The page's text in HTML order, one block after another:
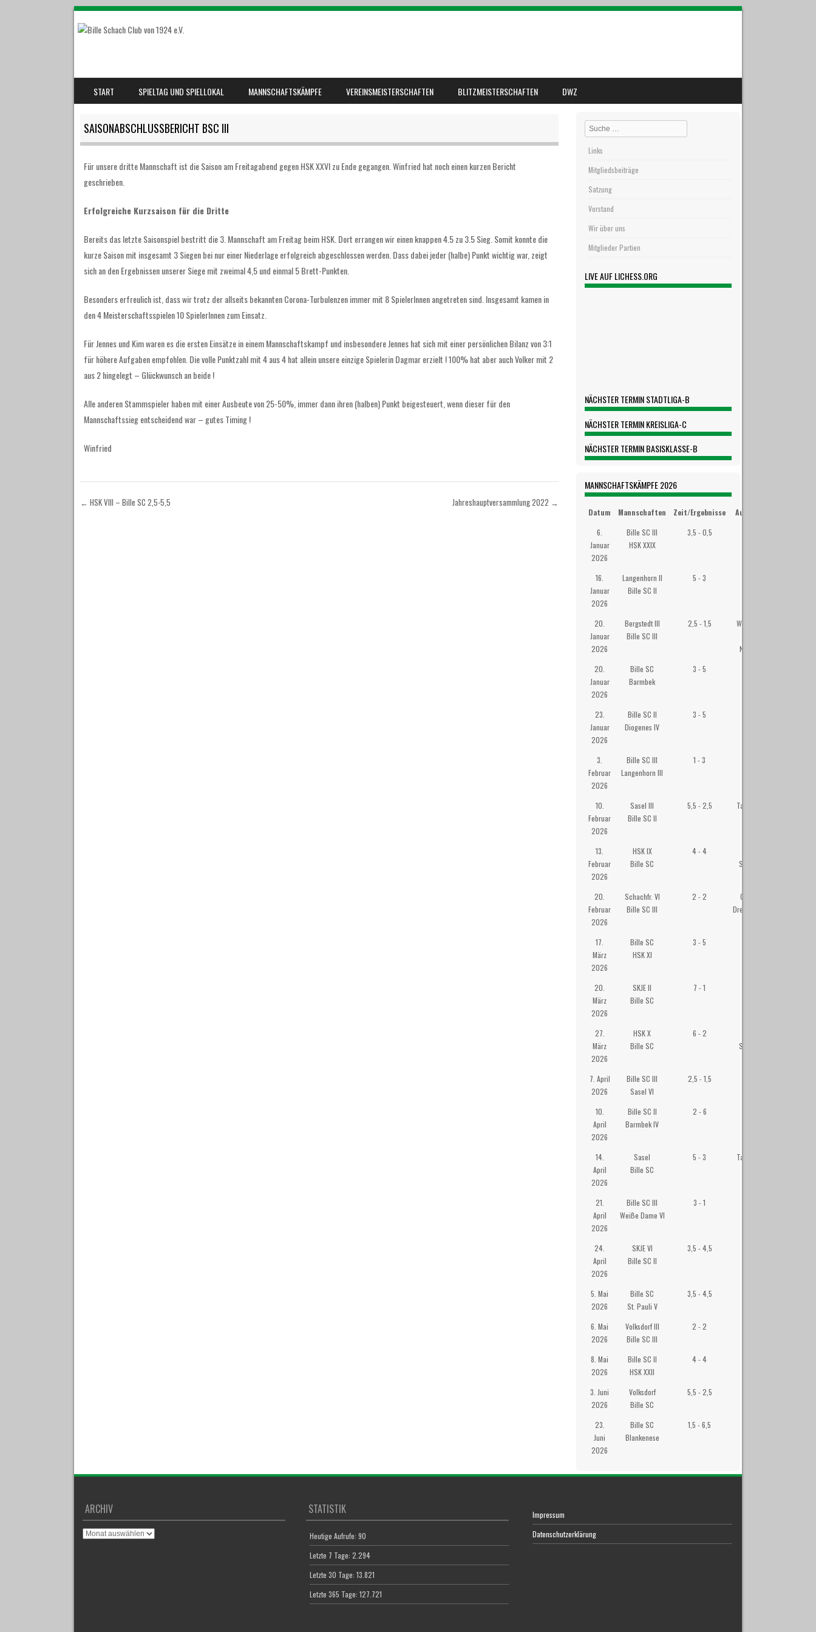
MENU
SKIP TO CONTENT
START SPIELTAG UND SPIELLOKAL MANNSCHAFTSKÄMPFE VEREINSMEISTERSCHAFTEN BLITZMEISTERSCHAFTEN DWZ
SAISONABSCHLUSSBERICHT BSC III
Für unsere dritte Mannschaft ist die Saison am Freitagabend gegen HSK XXVI zu Ende gegangen. Winfried hat noch einen kurzen Bericht
geschrieben.
Erfolgreiche Kurzsaison für die Dritte
Bereits das letzte Saisonspiel bestritt die 3. Mannschaft am Freitag beim HSK. Dort errangen wir einen knappen 4.5 zu 3.5 Sieg. Somit konnte die
kurze Saison mit insgesamt 3 Siegen bei nur einer Niederlage erfolgreich abgeschlossen werden. Dass dabei jeder (halbe) Punkt wichtig war, zeigt
sich an den Ergebnissen unserer Siege mit zweimal 4,5 und einmal 5 Brett-Punkten.
Besonders erfreulich ist, dass wir trotz der allseits bekannten Corona-Turbulenzen immer mit 8 SpielerInnen angetreten sind. Insgesamt kamen in
den 4 Meisterschaftsspielen 10 SpielerInnen zum Einsatz.
Für Jennes und Kim waren es die ersten Einsätze in einem Mannschaftskampf und insbesondere Jennes hat sich mit einer persönlichen Bilanz von 3:1
für höhere Aufgaben empfohlen. Die volle Punktzahl mit 4 aus 4 hat allein unsere einzige Spielerin Dagmar erzielt ! 100% hat aber auch Volker mit 2
aus 2 hingelegt – Glückwunsch an beide !
Alle anderen Stammspieler haben mit einer Ausbeute von 25-50%, immer dann ihren (halben) Punkt beigesteuert, wenn dieser für den
Mannschaftssieg entscheidend war – gutes Timing !
Winfried
← HSK VIII – Bille SC 2,5-5,5 Jahreshauptversammlung 2022 →
Search
Links
Mitgliedsbeiträge
Satzung
Vorstand
Wir über uns
Mitglieder Partien
LIVE AUF LICHESS.ORG
NÄCHSTER TERMIN STADTLIGA-B
NÄCHSTER TERMIN KREISLIGA-C
NÄCHSTER TERMIN BASISKLASSE-B
MANNSCHAFTSKÄMPFE 2026
Datum Mannschaften Zeit/Ergebnisse
Austragungsort
6.
Januar
2026
Bille SC III
HSK XXIX
3,5 - 0,5
16.
Januar
2026
Langenhorn II
Bille SC II
5 - 3
20.
Januar
2026
Bergstedt III
Bille SC III
2,5 - 1,5
Willi Becker-Saal
Neumann-Heim
20.
Januar
2026
Bille SC
Barmbek
3 - 5
23.
Januar
2026
Bille SC II
Diogenes IV
3 - 5
3.
Februar
2026
Bille SC III
Langenhorn III
1 - 3
10.
Februar
2026
Sasel III
Bille SC II
5,5 - 2,5
Tagesstätte Roter
13.
Februar
2026
HSK IX
Bille SC
4 - 4
Schachzentrum
20.
Februar
2026
Schachfr. VI
Bille SC III
2 - 2
Gemeindehaus
Dreifaltigkeitskirche
17.
März
2026
Bille SC
HSK XI
3 - 5
20.
März
2026
SKJE II
Bille SC
7 - 1
27.
März
2026
HSK X
Bille SC
6 - 2
Schachzentrum
7. April
2026
Bille SC III
Sasel VI
2,5 - 1,5
10.
April
2026
Bille SC II
Barmbek IV
2 - 6
14.
April
2026
Sasel
Bille SC
5 - 3
Tagesstätte Roter
21.
April
2026
Bille SC III
Weiße Dame VI
3 - 1
24.
April
2026
SKJE VI
Bille SC II
3,5 - 4,5
5. Mai
2026
Bille SC
St. Pauli V
3,5 - 4,5
6. Mai
2026
Volksdorf III
Bille SC III
2 - 2
8. Mai
2026
Bille SC II
HSK XXII
4 - 4
3. Juni
2026
Volksdorf
Bille SC
5,5 - 2,5
23.
Juni
2026
Bille SC
Blankenese
1,5 - 6,5
ARCHIV
Archiv
STATISTIK
Heutige Aufrufe: 90
Letzte 7 Tage: 2.294
Letzte 30 Tage: 13.821
Letzte 365 Tage: 127.721
Impressum
Datenschutzerklärung